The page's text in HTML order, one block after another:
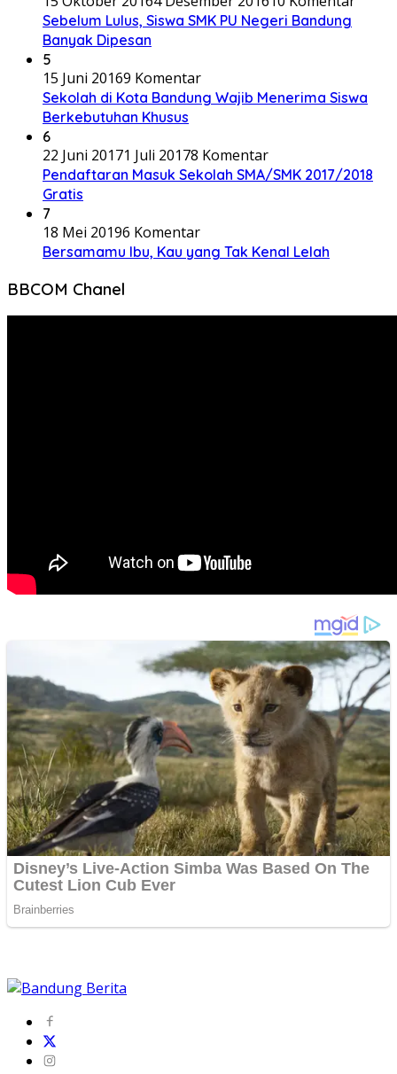
Sebelum Lulus, Siswa SMK PU Negeri Bandung
Banyak Dipesan
5
15 Juni 20169 Komentar
Sekolah di Kota Bandung Wajib Menerima Siswa
Berkebutuhan Khusus
6
22 Juni 20171 Juli 20178 Komentar
Pendaftaran Masuk Sekolah SMA/SMK 2017/2018
Gratis
7
18 Mei 20196 Komentar
Bersamamu Ibu, Kau yang Tak Kenal Lelah
BBCOM Chanel